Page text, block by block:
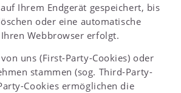
Ihrem Endgerät gespeichert, bis
oder eine automatische
Webbrowser erfolgt.
uns (First-Party-Cookies) oder
stammen (sog. Third-Party-
Cookies ermöglichen die